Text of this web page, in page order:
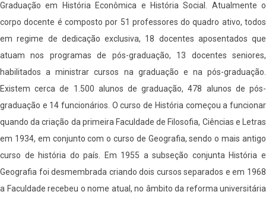
Graduação em História Econômica e História Social. Atualmente o
corpo docente é composto por 51 professores do quadro ativo, todos
em regime de dedicação exclusiva, 18 docentes aposentados que
atuam nos programas de pós-graduação, 13 docentes seniores,
habilitados a ministrar cursos na graduação e na pós-graduação.
Existem cerca de 1.500 alunos de graduação, 478 alunos de pós-
graduação e 14 funcionários. O curso de História começou a funcionar
quando da criação da primeira Faculdade de Filosofia, Ciências e Letras
em 1934, em conjunto com o curso de Geografia, sendo o mais antigo
curso de história do país. Em 1955 a subseção conjunta História e
Geografia foi desmembrada criando dois cursos separados e em 1968
a Faculdade recebeu o nome atual, no âmbito da reforma universitária